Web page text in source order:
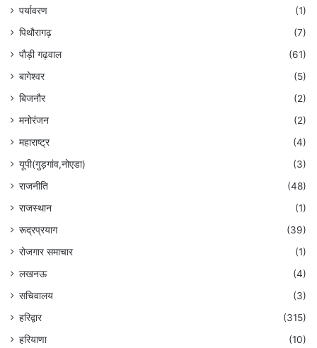
पर्यावरण
(1)
पिथौरागढ़
(7)
पौड़ी गढ़वाल
(61)
बागेश्वर
(5)
बिजनौर
(2)
मनोरंजन
(2)
महाराष्ट्र
(4)
यूपी(गुड़गांव,नोएडा)
(3)
राजनीति
(48)
राजस्थान
(1)
रूद्रप्रयाग
(39)
रोजगार समाचार
(1)
लखनऊ
(4)
सचिवालय
(3)
हरिद्वार
(315)
हरियाणा
(10)